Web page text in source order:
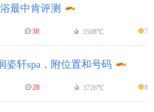
最中肯评测
38 3508℃ 7
姿轩spa，附位置和号码
28 3726℃ 8